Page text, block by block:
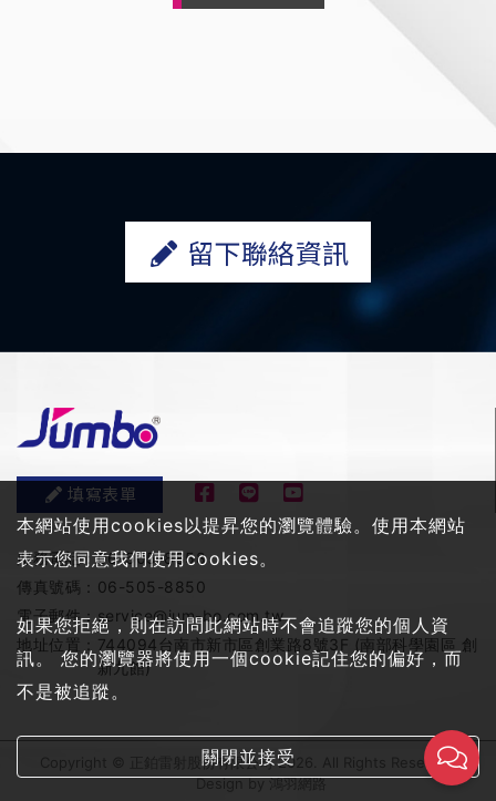
留下聯絡資訊
填寫表單
服務電話：06-505-8858
傳真號碼： 06-505-8850
電子郵件：service@jum-bo.com.tw
地址位置： 744094台南市新市區創業路8號3F (南部科學園區 創
新九館)
Copyright © 正鉑雷射股份有限公司 2026. All Rights Reserved
Design by鴻羽網路
本網站使用cookies以提昇您的瀏覽體驗。使用本網站
表示您同意我們使用cookies。
如果您拒絕，則在訪問此網站時不會追蹤您的個人資
訊。 您的瀏覽器將使用一個cookie記住您的偏好，而
不是被追蹤。
關閉並接受